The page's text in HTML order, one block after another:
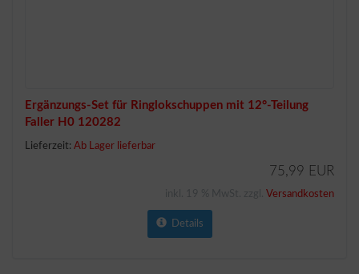
Ergänzungs-Set für Ringlokschuppen mit 12°-Teilung
Faller H0 120282
Lieferzeit: Ab Lager lieferbar
75,99 EUR
Versandkosten
Details